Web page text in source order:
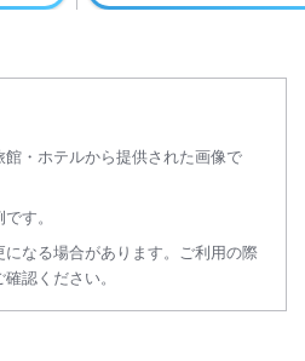
・ホテルから提供された画像で
す。
になる場合があります。ご利用の際
認ください。